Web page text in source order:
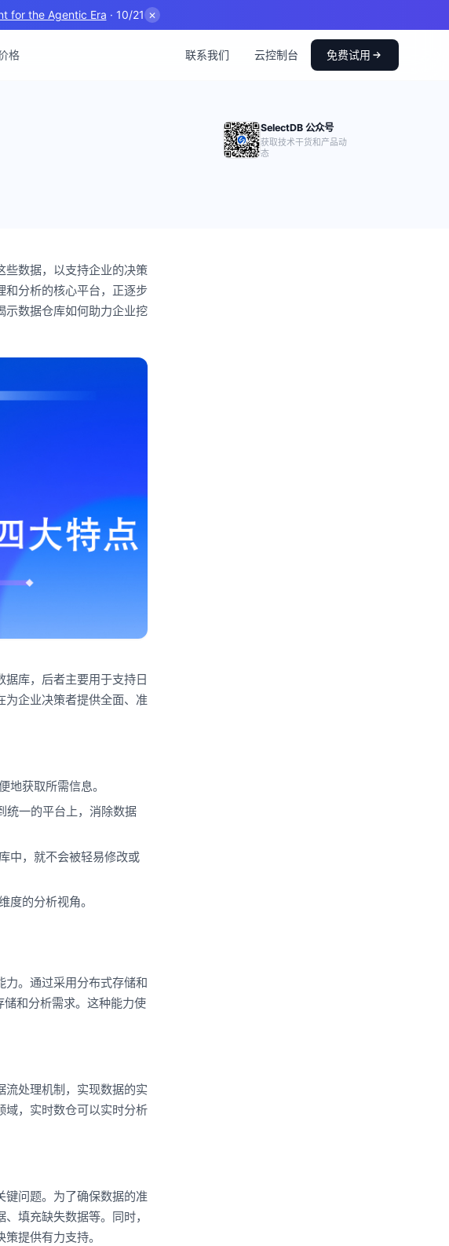
for the Agentic Era · 10/21 ✕
格 联系我们 云控制台 免费试用
SelectDB 公众号
获取技术干货和产品动
态
些数据，以支持企业的决策
分析的核心平台，正逐步
示数据仓库如何助力企业挖
库，后者主要用于支持日
为企业决策者提供全面、准
获取所需信息。
一的平台上，消除数据
中，就不会被轻易修改或
度的分析视角。
力。通过采用分布式存储和
和分析需求。这种能力使
流处理机制，实现数据的实
域，实时数仓可以实时分析
键问题。为了确保数据的准
填充缺失数据等。同时，
提供有力支持。